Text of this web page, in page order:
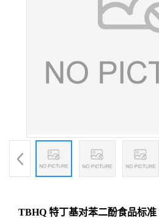
TBHQ 特丁基对苯二酚食品标